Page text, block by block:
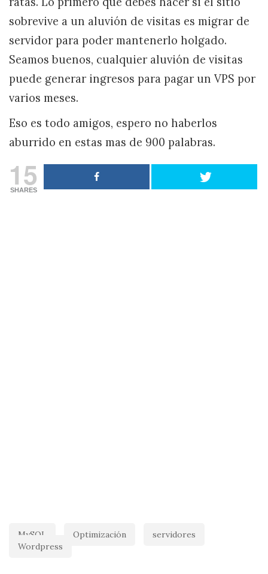
sobrevive a un aluvión de visitas es migrar de
servidor para poder mantenerlo holgado.
Seamos buenos, cualquier aluvión de visitas
puede generar ingresos para pagar un VPS por
varios meses.
Eso es todo amigos, espero no haberlos
aburrido en estas mas de 900 palabras.
15
SHARES
MySQL Optimización
servidores
Wordpress